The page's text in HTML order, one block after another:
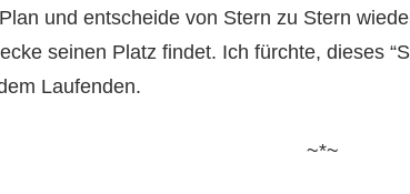
und entscheide von Stern zu Stern
seinen Platz findet. Ich fürchte, dieses
Laufenden.
~*~